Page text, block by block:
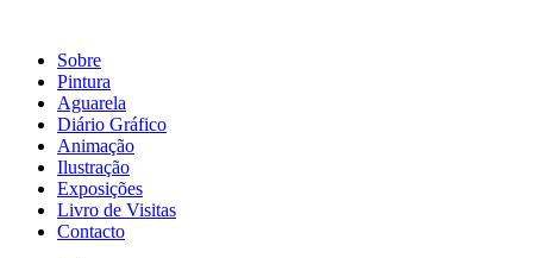
Sobre
Pintura
Aguarela
Diário Gráfico
Animação
Ilustração
Exposições
Livro de Visitas
Contacto